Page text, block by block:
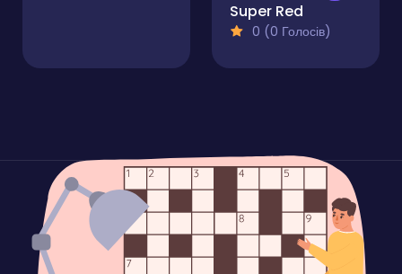
Super Red
0 (0 Голосів)